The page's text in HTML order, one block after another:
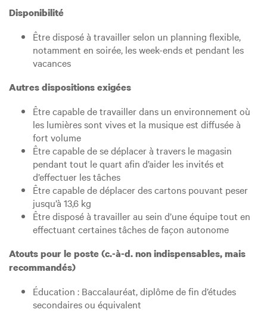
Disponibilité
Être disposé à travailler selon un planning flexible,
notamment en soirée, les week-ends et pendant les
vacances
Autres dispositions exigées
Être capable de travailler dans un environnement où
les lumières sont vives et la musique est diffusée à
fort volume
Être capable de se déplacer à travers le magasin
pendant tout le quart afin d’aider les invités et
d’effectuer les tâches
Être capable de déplacer des cartons pouvant peser
jusqu’à 13,6 kg
Être disposé à travailler au sein d’une équipe tout en
effectuant certaines tâches de façon autonome
Atouts pour le poste (c.-à-d. non indispensables, mais
recommandés)
Éducation : Baccalauréat, diplôme de fin d’études
secondaires ou équivalent